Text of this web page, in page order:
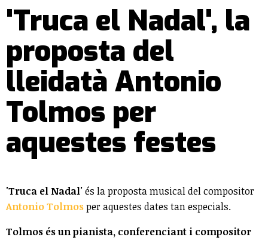
'Truca el Nadal', la
proposta del
lleidatà Antonio
Tolmos per
aquestes festes
'Truca el Nadal'és la proposta musical del compositor
Antonio Tolmosper aquestes dates tan especials.
Tolmos és un pianista, conferenciant i compositor